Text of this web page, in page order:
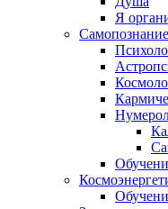
Я
Самопознание